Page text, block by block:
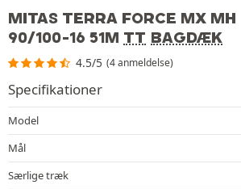
MITAS TERRA FORCE MX MH
90/100-16 51M TT BAGDÆK
4.5/5 (4 anmeldelse)
Mitas
Specifikationer
Model
Mål
Særlige træk